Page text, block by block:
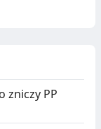
zniczy PP